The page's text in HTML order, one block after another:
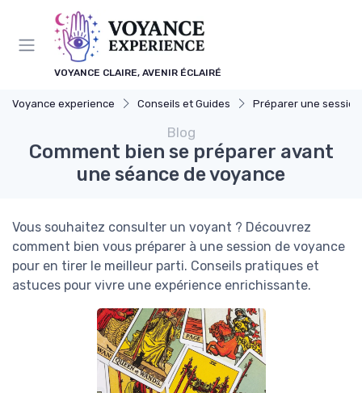
VOYANCE CLAIRE, AVENIR ÉCLAIRÉ
Voyance experience Conseils et Guides Préparer une session de
Blog
Comment bien se préparer avant
une séance de voyance
Vous souhaitez consulter un voyant ? Découvrez
comment bien vous préparer à une session de voyance
pour en tirer le meilleur parti. Conseils pratiques et
astuces pour vivre une expérience enrichissante.
Panneau de gestion des cookies